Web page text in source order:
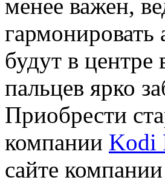
менее важен,
гармонировать
будут в
пальцев ярко
Приобрести
компании Kodi
сайте